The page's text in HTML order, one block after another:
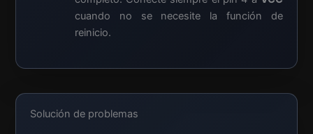
cuando no se necesite la función de
reinicio.
Solución de problemas